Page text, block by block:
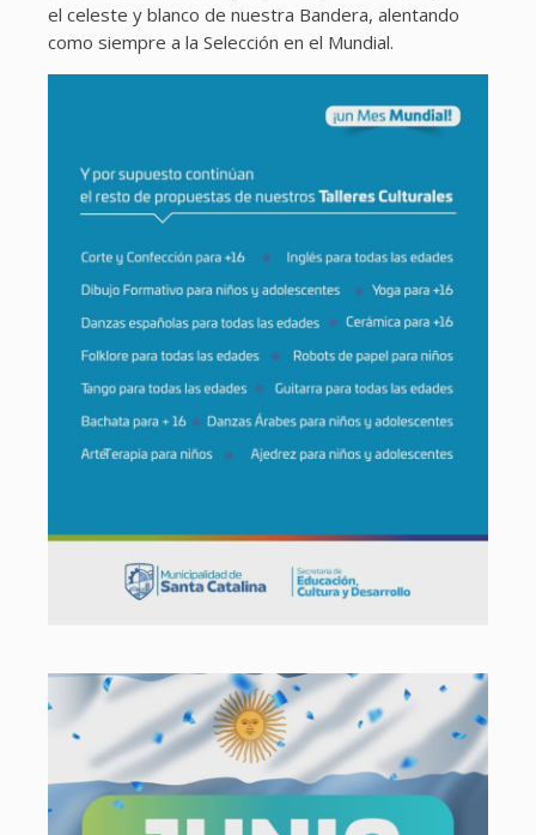
el celeste y blanco de nuestra Bandera, alentando
como siempre a la Selección en el Mundial.